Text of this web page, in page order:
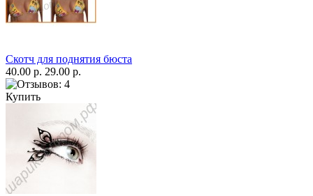
Скотч для поднятия бюста
40.00 р. 29.00 р.
Купить